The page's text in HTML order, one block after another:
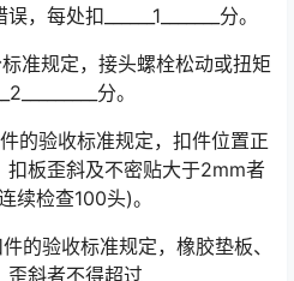
每处扣______1_______分。
准规定，接头螺栓松动或扭矩
分。
的验收标准规定，扣件位置正
扣板歪斜及不密贴大于2mm者
续检查100头)。󠅅󠅃󠄵󠅂󠄪󠇖󠆨󠆨󠇕󠆞󠆒󠅬󠇘󠆭󠆘󠇙󠆝󠅵󠇗󠆭󠆁󠄐󠇗󠅹󠅸󠇖󠆍󠅳󠇖󠅹󠅰󠇖󠆌󠅹
的验收标准规定，橡胶垫板、
歪斜者不得超过